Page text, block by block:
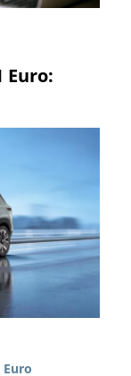
Euro: